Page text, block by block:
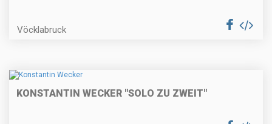
Vöcklabruck
KONSTANTIN WECKER "SOLO ZU ZWEIT"